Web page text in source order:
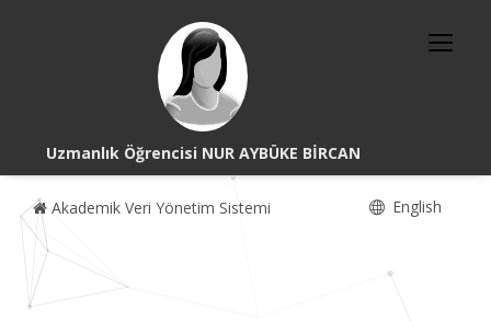
Uzmanlık Öğrencisi NUR AYBÜKE BİRCAN
Akademik Veri Yönetim Sistemi English